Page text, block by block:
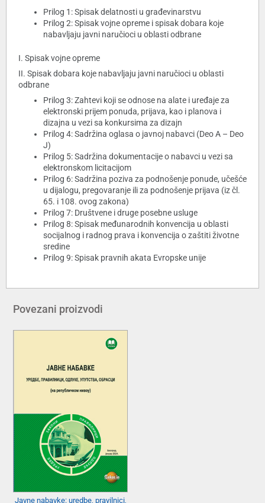
Prilog 1: Spisak delatnosti u građevinarstvu
Prilog 2: Spisak vojne opreme i spisak dobara koje
nabavljaju javni naručioci u oblasti odbrane
I. Spisak vojne opreme
II. Spisak dobara koje nabavljaju javni naručioci u oblasti
odbrane
Prilog 3: Zahtevi koji se odnose na alate i uređaje za
elektronski prijem ponuda, prijava, kao i planova i
dizajna u vezi sa konkursima za dizajn
Prilog 4: Sadržina oglasa o javnoj nabavci (Deo A – Deo
J)
Prilog 5: Sadržina dokumentacije o nabavci u vezi sa
elektronskom licitacijom
Prilog 6: Sadržina poziva za podnošenje ponude, učešće
u dijalogu, pregovaranje ili za podnošenje prijava (iz čl.
65. i 108. ovog zakona)
Prilog 7: Društvene i druge posebne usluge
Prilog 8: Spisak međunarodnih konvencija u oblasti
socijalnog i radnog prava i konvencija o zaštiti životne
sredine
Prilog 9: Spisak pravnih akata Evropske unije
Povezani proizvodi
Javne nabavke: uredbe, pravilnici,